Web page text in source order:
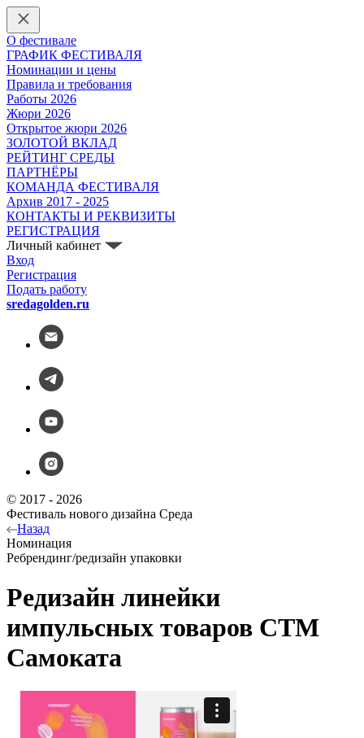
О фестивале
ГРАФИК ФЕСТИВАЛЯ
Номинации и цены
Правила и требования
Работы 2026
Жюри 2026
Открытое жюри 2026
ЗОЛОТОЙ ВКЛАД
РЕЙТИНГ СРЕДЫ
ПАРТНЁРЫ
КОМАНДА ФЕСТИВАЛЯ
Архив 2017 - 2025
КОНТАКТЫ И РЕКВИЗИТЫ
РЕГИСТРАЦИЯ
Личный кабинет
Вход
Регистрация
Подать работу
sredagolden.ru
© 2017 - 2026
Фестиваль нового дизайна Среда
Назад
Номинация
Ребрендинг/редизайн упаковки
Редизайн линейки
импульсных товаров СТМ
Самоката